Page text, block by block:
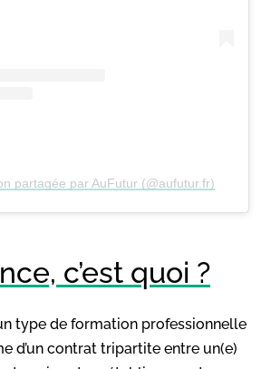
partagée par AuFutur (@aufutur.fr)
c’est quoi ?
type de formation professionnelle
d’un contrat tripartite entre un(e)